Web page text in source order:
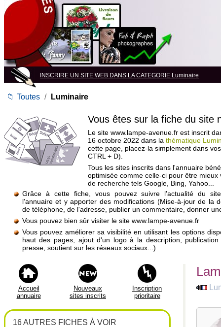
INSCRIRE UN SITE WEB DANS LA CATEGORIE Luminaire
📁 Toutes / Luminaire
Vous êtes sur la fiche du site
Le site www.lampe-avenue.fr est inscrit
16 octobre 2022 dans la thématique
cette page, placez-la simplement dans
CTRL + D).
Tous les sites inscrits dans l'annuaire
optimisée comme celle-ci pour être mieux
de recherche tels Google, Bing, Yahoo...
Grâce à cette fiche, vous pouvez suivre l'actualité du
l'annuaire et y apporter des modifications (Mise-à-jour de la
de téléphone, de l'adresse, publier un commentaire, donner
Vous pouvez bien sûr visiter le site www.lampe-avenue.fr
Vous pouvez améliorer sa visibilité en utilisant les options
haut des pages, ajout d'un logo à la description,
presse, soutient sur les réseaux sociaux...)
Accueil
annuaire
Nouveaux
sites inscrits
Inscription
prioritaire
16 AUTRES FICHES À VOIR